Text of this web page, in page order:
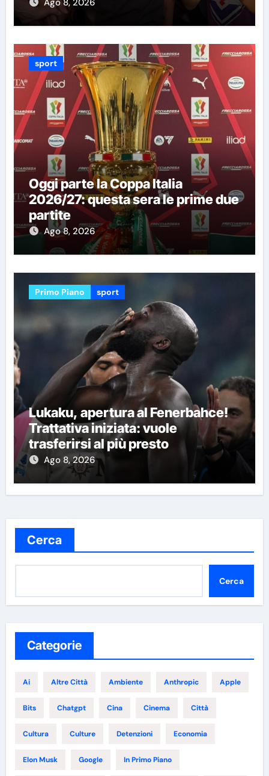
sport
Oggi parte la Coppa Italia
2026/27: questa sera le prime due
partite
Ago 8, 2026
Primo Piano sport
Lukaku, apertura al Fenerbahce!
Trattativa iniziata: vuole
trasferirsi al più presto
Ago 8, 2026
Cerca
Cerca
Categorie
Ai Altre Città Ambiente Anthropic Apple
Bits Chatgpt Cina Cinema Città
Cultura Culture Detenzioni Economia
Elon Musk Google In Primo Piano